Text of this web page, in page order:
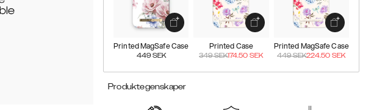
Printed MagSafe Case
449 SEK
Printed Case
349SEK174.50 SEK
Printed MagSafe Case
449SEK224.50 SEK
Produktegenskaper